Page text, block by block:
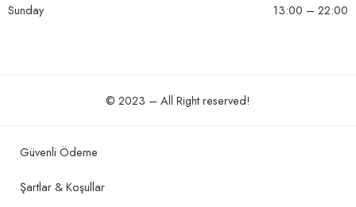
Sunday
13:00 – 22:00
© 2023 – All Right reserved!
Güvenli Ödeme
Şartlar & Koşullar